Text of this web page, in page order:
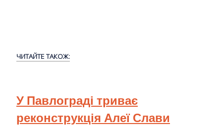
ЧИТАЙТЕ ТАКОЖ:
У Павлограді триває
реконструкція Алеї Слави